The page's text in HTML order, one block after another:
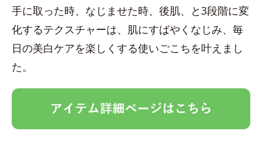
手に取った時、なじませた時、後肌、と3段階に変
化するテクスチャーは、肌にすばやくなじみ、毎
日の美白ケアを楽しくする使いごこちを叶えまし
た。